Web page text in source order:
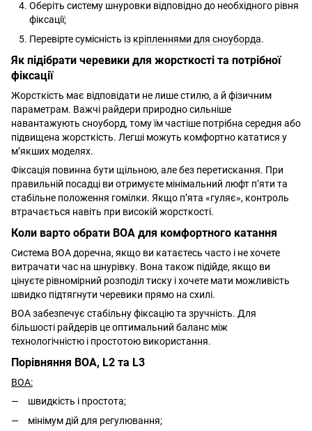
Оберіть систему шнуровки відповідно до необхідного рівня
фіксації;
Перевірте сумісність із кріпленнями для сноуборда.
Як підібрати черевики для жорсткості та потрібної
фіксації
Жорсткість має відповідати не лише стилю, а й фізичним
параметрам. Важчі райдери природно сильніше
навантажують сноуборд, тому їм частіше потрібна середня або
підвищена жорсткість. Легші можуть комфортно кататися у
м’якших моделях.
Фіксація повинна бути щільною, але без перетискання. При
правильній посадці ви отримуєте мінімальний люфт п’яти та
стабільне положення гомілки. Якщо п’ята «гуляє», контроль
втрачається навіть при високій жорсткості.
Коли варто обрати BOA для комфортного катання
Система BOA доречна, якщо ви катаєтесь часто і не хочете
витрачати час на шнурівку. Вона також підійде, якщо ви
цінуєте рівномірний розподіл тиску і хочете мати можливість
швидко підтягнути черевики прямо на схилі.
BOA забезпечує стабільну фіксацію та зручність. Для
більшості райдерів це оптимальний баланс між
технологічністю і простотою використання.
Порівняння BOA, L2 та L3
BOA:
швидкість і простота;
мінімум дій для регулювання;